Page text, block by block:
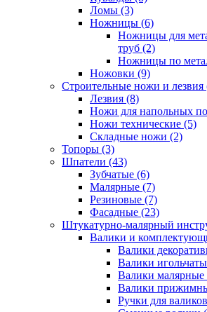
Ломы (3)
Ножницы (6)
Ножницы для
труб (2)
Ножницы по
Ножовки (9)
Строительные ножи и лезвия
Лезвия (8)
Ножи для напольных
Ножи технические (5)
Складные ножи (2)
Топоры (3)
Шпатели (43)
Зубчатые (6)
Малярные (7)
Резиновые (7)
Фасадные (23)
Штукатурно-малярный
Валики и
Валики
Валики
Валики малярные
Валики
Ручки для